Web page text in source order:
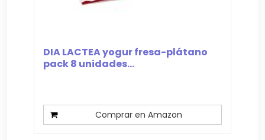
DIA LACTEA yogur fresa-plátano
pack 8 unidades...
Comprar en Amazon